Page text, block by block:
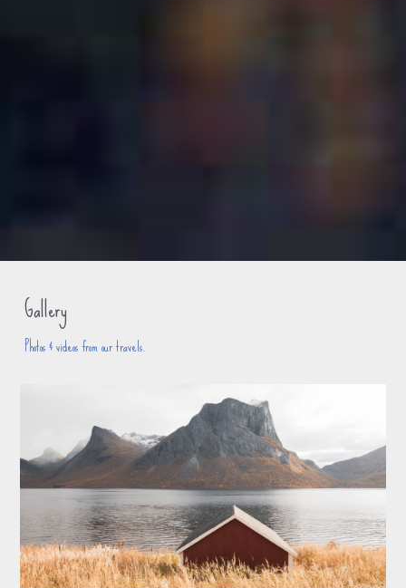
Gallery
Photos & videos from our travels.